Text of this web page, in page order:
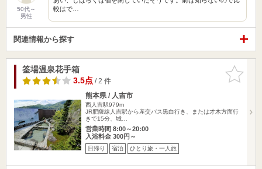
50代～
男性
較はで…
関連情報から探す
お気に入
りに追加
筌場温泉花手箱
3.5点/ 2 件
熊本県 / 人吉市
西人吉駅979m
JR肥薩線人吉駅から産交バス黒白行き、または才木方面行
きで15分、城…
営業時間 8:00～20:00
入浴料金 300円～
日帰り 宿泊 ひとり旅・一人旅